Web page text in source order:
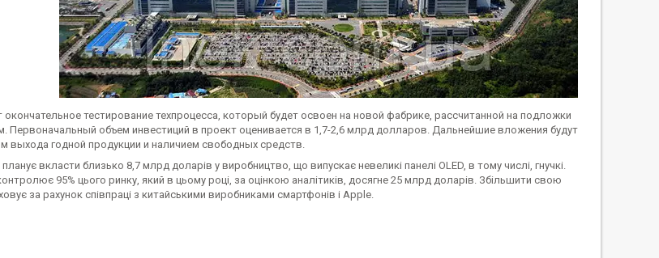
тестирование техпроцесса, который будет освоен на новой фабрике, рассчитанной на подложки
Первоначальный объем инвестиций в проект оценивается в 1,7-2,6 млрд долларов. Дальнейшие вложения будут
выхода годной продукции и наличием свободных средств.
вкласти близько 8,7 млрд доларів у виробництво, що випускає невеликі панелі OLED, в тому числі, гнучкі.
95% цього ринку, який в цьому році, за оцінкою аналітиків, досягне 25 млрд доларів. Збільшити свою
за рахунок співпраці з китайськими виробниками смартфонів і Apple.